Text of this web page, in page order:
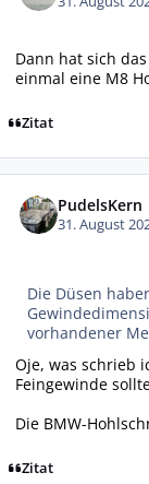
Dann hat sich
einmal eine M8
Zitat
PudelsKern
31. August
Die Düsen
vorhandener
Oje, was schrieb
Feingewinde
Die BMW-
Zitat